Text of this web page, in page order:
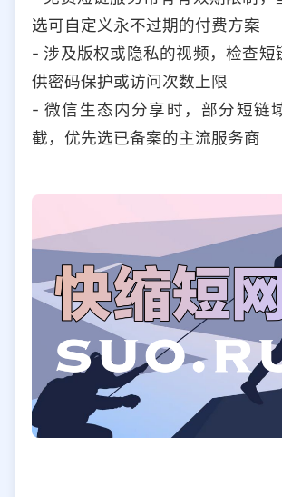
选可自定义永不过期的付费方案
- 涉及版权或隐私的视频，检查短
供密码保护或访问次数上限
- 微信生态内分享时，部分短链
截，优先选已备案的主流服务商